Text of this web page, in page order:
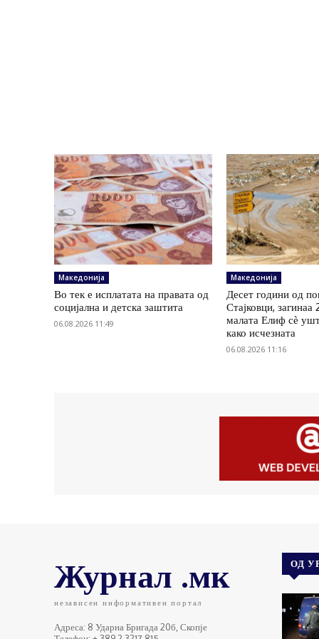
Македонија
Во тек е исплатата на правата од
социјална и детска заштита
06.08.2026 11:49
Македонија
Десет години од
Стајковци, загинаа
малата Елиф сѐ
како исчезната
06.08.2026 11:16
Журнал .мк
независен информативен портал
Адреса: 8 Ударна Бригада 20б, Скопје
ОД